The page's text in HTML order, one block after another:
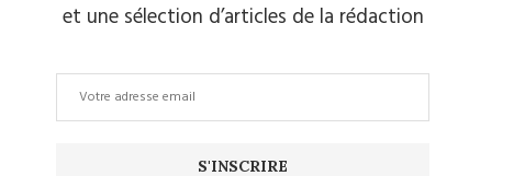
et une sélection d’articles de la rédaction